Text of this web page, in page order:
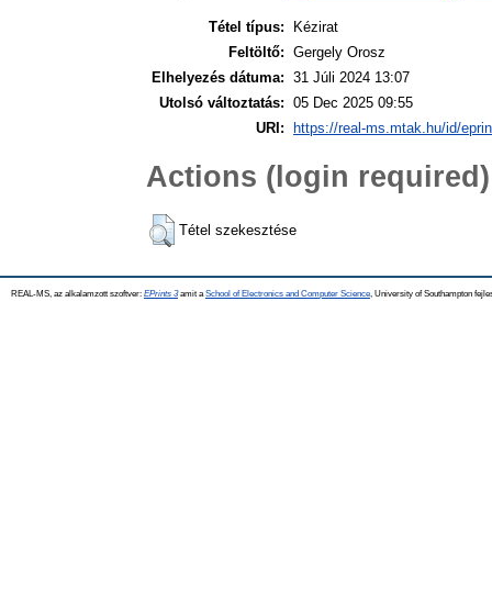
Tétel típus:
Kézirat
Feltöltő: Gergely Orosz
Elhelyezés dátuma: 31 Júli 2024 13:07
Utolsó változtatás: 05 Dec 2025 09:55
URI:
https://real-ms.mtak.hu/id/
Actions (login required)
Tétel szekesztése
REAL-MS, az alkalamzott szoftver: EPrints 3amit a School of Electronics and Computer Science , University of Southampton